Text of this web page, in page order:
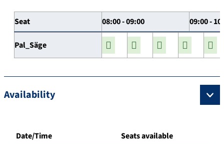
Seat 08:00 - 09:00 09:00 -
Pal_Säge
Availability
Date/Time Seats available